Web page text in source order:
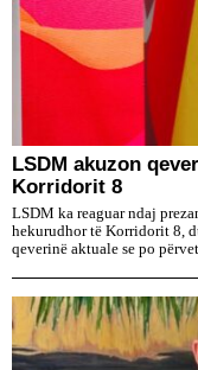
LSDM akuzon
Korridorit 8
LSDM ka reaguar ndaj
hekurudhor të Korridorit 8,
qeverinë aktuale se po